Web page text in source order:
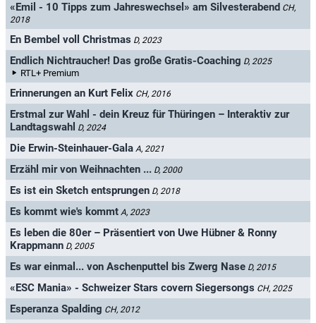
«Emil - 10 Tipps zum Jahreswechsel» am Silvesterabend CH,
2018
En Bembel voll Christmas D, 2023
Endlich Nichtraucher! Das große Gratis-Coaching D, 2025
RTL+ Premium
Erinnerungen an Kurt Felix CH, 2016
Erstmal zur Wahl - dein Kreuz für Thüringen – Interaktiv zur
Landtagswahl D, 2024
Die Erwin-Steinhauer-Gala A, 2021
Erzähl mir von Weihnachten ... D, 2000
Es ist ein Sketch entsprungen D, 2018
Es kommt wie's kommt A, 2023
Es leben die 80er – Präsentiert von Uwe Hübner & Ronny
Krappmann D, 2005
Es war einmal... von Aschenputtel bis Zwerg Nase D, 2015
«ESC Mania» - Schweizer Stars covern Siegersongs CH, 2025
Esperanza Spalding CH, 2012